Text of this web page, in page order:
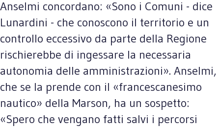
Anselmi concordano: «Sono i Comuni - dice
Lunardini - che conoscono il territorio e un
controllo eccessivo da parte della Regione
rischierebbe di ingessare la necessaria
autonomia delle amministrazioni». Anselmi,
che se la prende con il «francescanesimo
nautico» della Marson, ha un sospetto:
«Spero che vengano fatti salvi i percorsi